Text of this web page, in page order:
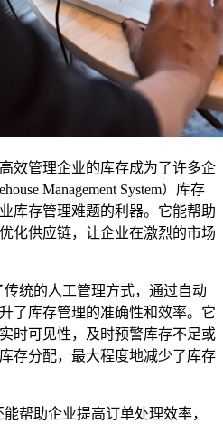
效管理企业的库存成为了许多企
Management System）库存
库存管理难题的利器。它能帮助
化供应链，让企业在激烈的市场
统的人工管理方式，通过自动
了库存管理的准确性和效率。它
时可见性，及时预警库存不足或
存分配，最大程度地减少了库存
帮助企业提高订单处理效率，